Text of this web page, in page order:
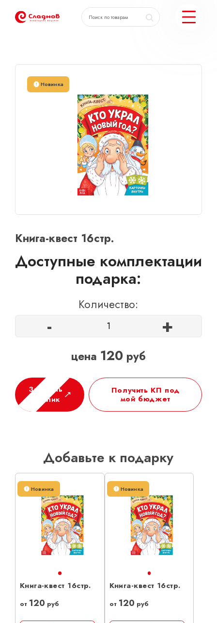
КАТАЛОГ ПОДАРКОВ
МОЖЕМ ЕЩЕ
ПОДОБРАТЬ ПОДАРКИ
ДОСТАВКА И ОПЛАТА
О КОМПАНИИ
ОТЗЫВЫ
КОНТАКТЫ
Каталог Книга-квест 16стр.
Новинка
Книга-квест 16стр.
Доступные комплектации
подарка:
Количество:
- +
цена 120руб
Заказать
в 1 клик
Получить КП под
мой бюджет
Добавьте к подарку
Новинка
Книга-квест 16стр.
от 120 руб
Новинка
Книга-квест 16стр.
от 120 руб